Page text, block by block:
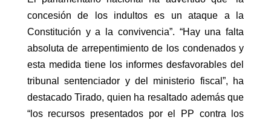
concesión de los indultos es un ataque a la
Constitución y a la convivencia”. “Hay una falta
absoluta de arrepentimiento de los condenados y
esta medida tiene los informes desfavorables del
tribunal sentenciador y del ministerio fiscal”, ha
destacado Tirado, quien ha resaltado además que
“los recursos presentados por el PP contra los